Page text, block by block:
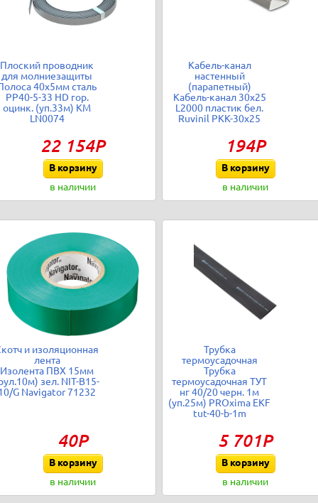
Плоский проводник
для молниезащиты
40х5мм сталь
PP40-5-33 HD гор.
оцинк. (уп.33м) КМ
LN0074
22 154Р
В корзину
в наличии
Кабель-канал
настенный
(парапетный)
Кабель-канал 30х25
L2000 пластик бел.
Ruvinil РКК-30х25
194Р
В корзину
в наличии
и изоляционная
лента
Изолента ПВХ 15мм
зел. NIT-B15-
G Navigator 71232
40Р
В корзину
в наличии
Трубка
термоусадочная
Трубка
термоусадочная ТУТ
нг 40/20 черн. 1м
(уп.25м) PROxima EKF
tut-40-b-1m
5 701Р
В корзину
в наличии